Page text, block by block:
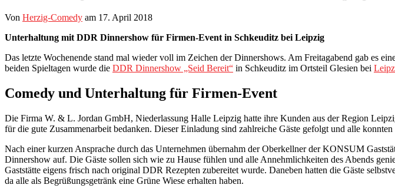
Von Herzig-Comedy am 17. April 2018
Unterhaltung mit DDR Dinnershow für Firmen-Event in Schkeuditz bei Leipzig
Das letzte Wochenende stand mal wieder voll im Zeichen der Dinnershows. Am Freitagabend gab es
beiden Spieltagen wurde die DDR Dinnershow „Seid Bereit“ in Schkeuditz im Ortsteil Glesien bei
Comedy und Unterhaltung für Firmen-Event
Die Firma W. & L. Jordan GmbH, Niederlassung Halle Leipzig hatte ihre Kunden aus der Region
für die gute Zusammenarbeit bedanken. Dieser Einladung sind zahlreiche Gäste gefolgt und alle
Nach einer kurzen Ansprache durch das Unternehmen übernahm der Oberkellner der KONSUM
Dinnershow auf. Die Gäste sollen sich wie zu Hause fühlen und alle Annehmlichkeiten des Abends
Gaststätte eigens frisch nach original DDR Rezepten zubereitet wurde. Daneben hatten die Gäste
da alle als Begrüßungsgetränk eine Grüne Wiese erhalten haben.